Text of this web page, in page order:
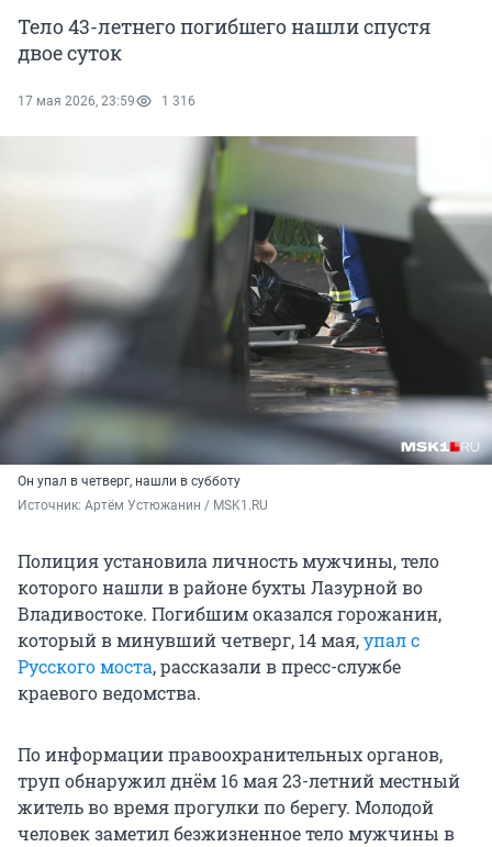
Тело 43-летнего погибшего нашли спустя
двое суток
17 мая 2026, 23:59 1 316
Он упал в четверг, нашли в субботу
Источник: Артём Устюжанин / MSK1.RU
Полиция установила личность мужчины, тело
которого нашли в районе бухты Лазурной во
Владивостоке. Погибшим оказался горожанин,
который в минувший четверг, 14 мая,упал с
Русского моста, рассказали в пресс-службе
краевого ведомства.
По информации правоохранительных органов,
труп обнаружил днём 16 мая 23-летний местный
житель во время прогулки по берегу. Молодой
человек заметил безжизненное тело мужчины в